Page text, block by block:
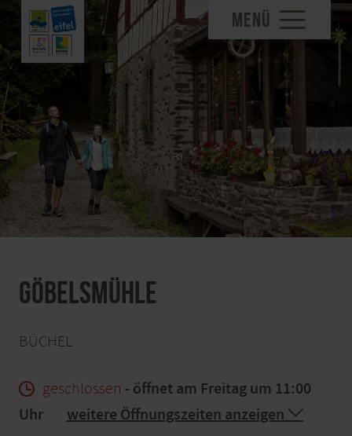
MENÜ
Göbelsmühle
BÜCHEL
geschlossen - öffnet am Freitag um 11:00
Uhr
weitere Öffnungszeiten anzeigen